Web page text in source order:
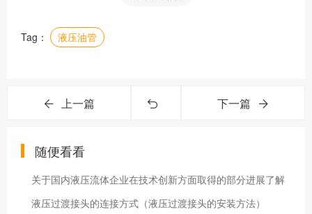
Tag： 液压油管
上一篇 下一篇
随便看看
关于国内液压流体企业在技术创新方面取得的部分进展了解
液压过渡接头的连接方式（液压过渡接头的安装方法）